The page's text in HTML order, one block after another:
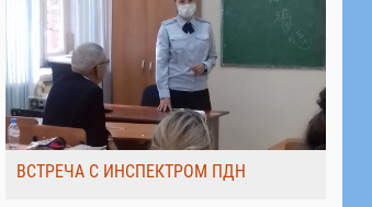
ВСТРЕЧА С ИНСПЕКТРОМ ПДН